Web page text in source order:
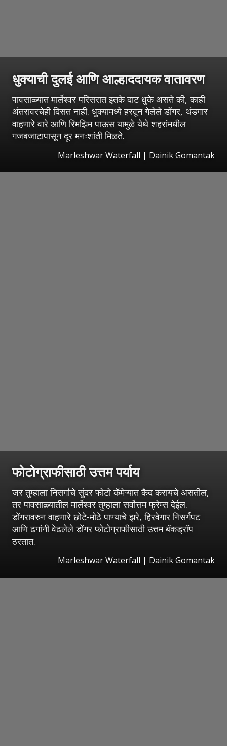
धुक्याची दुलई आणि आल्हाददायक वातावरण
पावसाळ्यात मार्लेश्वर परिसरात इतके दाट धुके असते की, काही
अंतरावरचेही दिसत नाही. धुक्यामध्ये हरवून गेलेले डोंगर, थंडगार
वाहणारे वारे आणि रिमझिम पाऊस यामुळे येथे शहरांमधील
गजबजाटापासून दूर मनःशांती मिळते.
Marleshwar Waterfall | Dainik Gomantak
फोटोग्राफीसाठी उत्तम पर्याय
जर तुम्हाला निसर्गाचे सुंदर फोटो कॅमेऱ्यात कैद करायचे असतील,
तर पावसाळ्यातील मार्लेश्वर तुम्हाला सर्वोत्तम फ्रेम्स देईल.
डोंगरावरुन वाहणारे छोटे-मोठे पाण्याचे झरे, हिरवेगार निसर्गपट
आणि ढगांनी वेढलेले डोंगर फोटोग्राफीसाठी उत्तम बॅकड्रॉप
ठरतात.
Marleshwar Waterfall | Dainik Gomantak